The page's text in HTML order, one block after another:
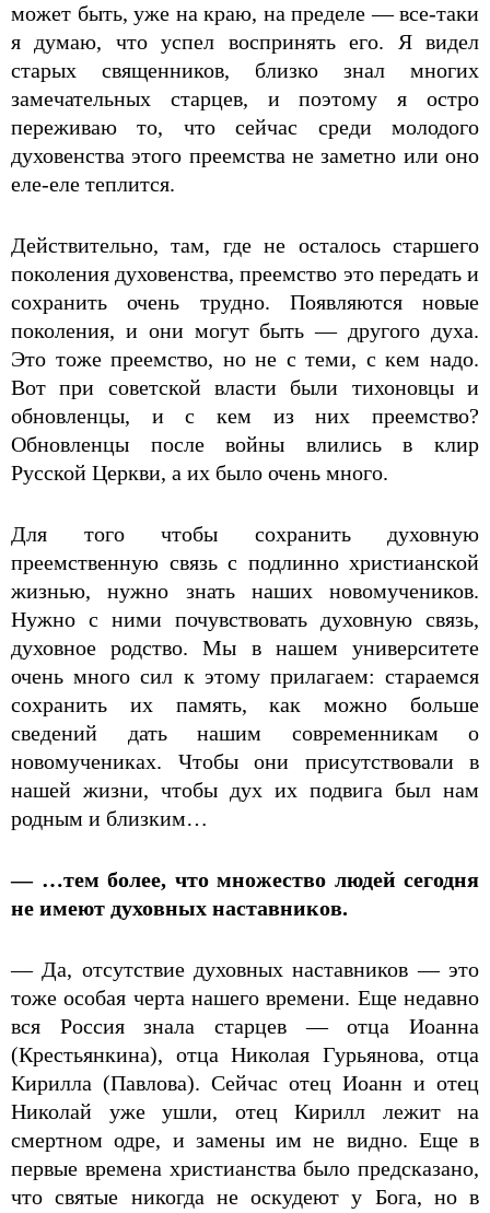
может быть, уже на краю, на пределе — все-таки
я думаю, что успел воспринять его. Я видел
старых священников, близко знал многих
замечательных старцев, и поэтому я остро
переживаю то, что сейчас среди молодого
духовенства этого преемства не заметно или оно
еле-еле теплится.
Действительно, там, где не осталось старшего
поколения духовенства, преемство это передать и
сохранить очень трудно. Появляются новые
поколения, и они могут быть — другого духа.
Это тоже преемство, но не с теми, с кем надо.
Вот при советской власти были тихоновцы и
обновленцы, и с кем из них преемство?
Обновленцы после войны влились в клир
Русской Церкви, а их было очень много.
Для того чтобы сохранить духовную
преемственную связь с подлинно христианской
жизнью, нужно знать наших новомучеников.
Нужно с ними почувствовать духовную связь,
духовное родство. Мы в нашем университете
очень много сил к этому прилагаем: стараемся
сохранить их память, как можно больше
сведений дать нашим современникам о
новомучениках. Чтобы они присутствовали в
нашей жизни, чтобы дух их подвига был нам
родным и близким…
— …тем более, что множество людей сегодня
не имеют духовных наставников.
— Да, отсутствие духовных наставников — это
тоже особая черта нашего времени. Еще недавно
вся Россия знала старцев — отца Иоанна
(Крестьянкина), отца Николая Гурьянова, отца
Кирилла (Павлова). Сейчас отец Иоанн и отец
Николай уже ушли, отец Кирилл лежит на
смертном одре, и замены им не видно. Еще в
первые времена христианства было предсказано,
что святые никогда не оскудеют у Бога, но в